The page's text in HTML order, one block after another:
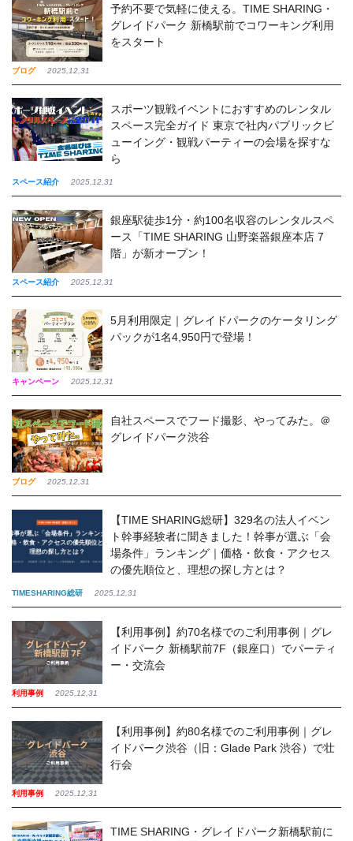
ブログ 2025,12,31
予約不要で気軽に使える。TIME SHARING・
グレイドパーク 新橋駅前でコワーキング利用
をスタート
スペース紹介 2025,12,31
スポーツ観戦イベントにおすすめのレンタル
スペース完全ガイド 東京で社内パブリックビ
ューイング・観戦パーティーの会場を探すな
ら
スペース紹介 2025,12,31
銀座駅徒歩1分・約100名収容のレンタルスペ
ース「TIME SHARING 山野楽器銀座本店 7
階」が新オープン！
キャンペーン 2025,12,31
5月利用限定｜グレイドパークのケータリング
パックが1名4,950円で登場！
ブログ 2025,12,31
自社スペースでフード撮影、やってみた。＠
グレイドパーク渋谷
TIMESHARING総研 2025,12,31
【TIME SHARING総研】329名の法人イベン
ト幹事経験者に聞きました！幹事が選ぶ「会
場条件」ランキング｜価格・飲食・アクセス
の優先順位と、理想の探し方とは？
利用事例 2025,12,31
【利用事例】約70名様でのご利用事例｜グレ
イドパーク 新橋駅前7F（銀座口）でパーティ
ー・交流会
利用事例 2025,12,31
【利用事例】約80名様でのご利用事例｜グレ
イドパーク渋谷（旧：Glade Park 渋谷）で壮
行会
TIME SHARING・グレイドパーク新橋駅前に